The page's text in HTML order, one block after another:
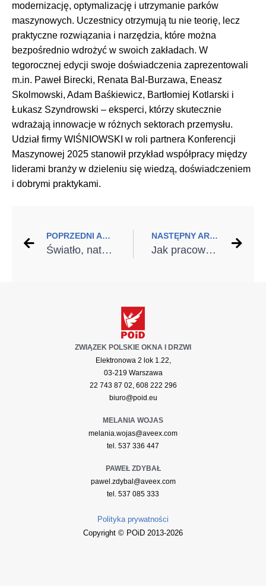
modernizację, optymalizację i utrzymanie parków
maszynowych. Uczestnicy otrzymują tu nie teorię, lecz
praktyczne rozwiązania i narzędzia, które można
bezpośrednio wdrożyć w swoich zakładach. W
tegorocznej edycji swoje doświadczenia zaprezentowali
m.in. Paweł Birecki, Renata Bal-Burzawa, Eneasz
Skolmowski, Adam Baśkiewicz, Bartłomiej Kotlarski i
Łukasz Szyndrowski – eksperci, którzy skutecznie
wdrażają innowacje w różnych sektorach przemysłu.
Udział firmy WIŚNIOWSKI w roli partnera Konferencji
Maszynowej 2025 stanowił przykład współpracy między
liderami branży w dzieleniu się wiedzą, doświadczeniem
i dobrymi praktykami.
POPRZEDNI ARTYKUŁ
Światło, natura i technologia w nowoczesnym domu
NASTĘPNY ARTYKUŁ
Jak pracować wygodniej? Wielozadaniowe stoły robocze dla fachowca i majsterkowicza
ZWIĄZEK POLSKIE OKNA I DRZWI
Elektronowa 2 lok 1.22,
03-219 Warszawa
22 743 87 02, 608 222 296
biuro@poid.eu
MELANIA WOJAS
melania.wojas@aveex.com
tel. 537 336 447
PAWEŁ ZDYBAŁ
pawel.zdybal@aveex.com
tel. 537 085 333
Polityka prywatności
Copyright © POiD 2013-2026